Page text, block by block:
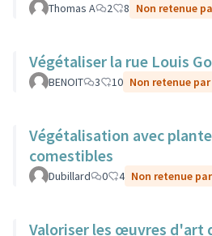
Thomas A 2 8 Non retenue
Végétaliser la rue Louis
BENOIT 3 10 Non retenue
Végétalisation avec
comestibles
Dubillard 0 4 Non retenue
Valoriser les œuvres d'art